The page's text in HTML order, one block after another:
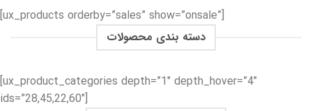
[ux_products orderby=”sales” show=”onsale”]
دسته بندی محصولات
[ux_product_categories depth=”1″ depth_hover=”4″
ids=”28,45,22,60″]